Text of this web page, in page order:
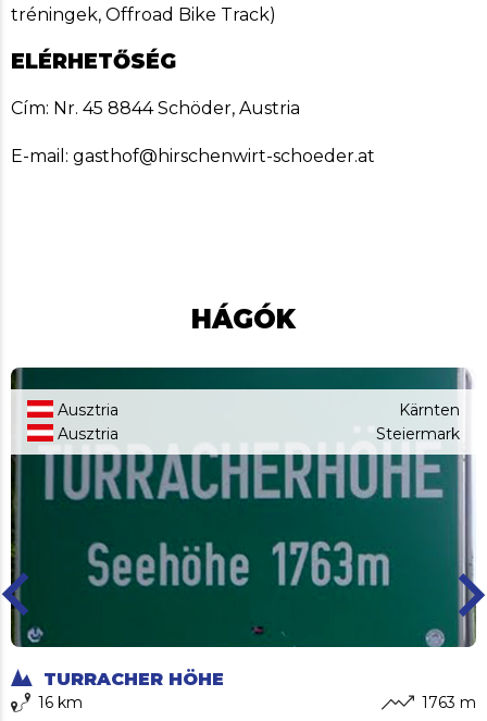
tréningek, Offroad Bike Track)
ELÉRHETŐSÉG
Cím: Nr. 45 8844 Schöder, Austria
E-mail: gasthof@hirschenwirt-schoeder.at
HÁGÓK
TURRACHER HÖHE
Ausztria
Ausztria
Kärnten
Steiermark
16 km
1763 m